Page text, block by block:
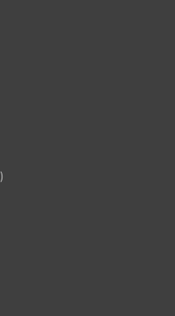
sospeso?
1 può essere
profonda per un
circa 19 cm offre
quotidiano.